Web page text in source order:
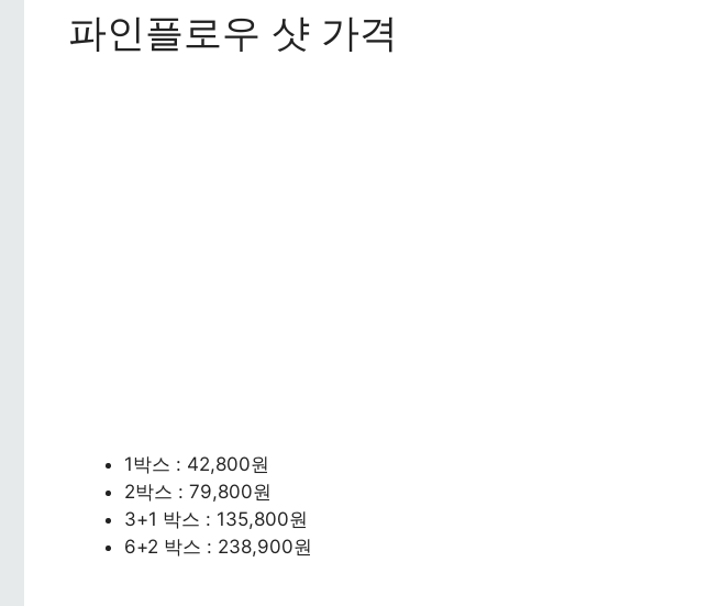
파인플로우 샷 가격
1박스 : 42,800원
2박스 : 79,800원
3+1 박스 : 135,800원
6+2 박스 : 238,900원